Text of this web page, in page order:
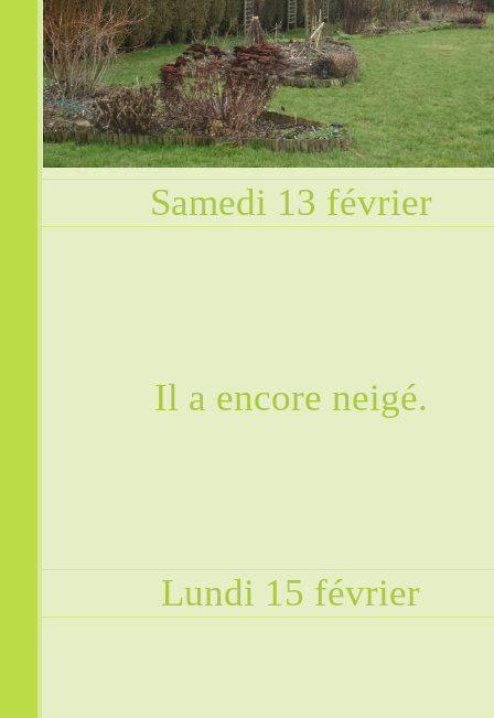
Samedi 13 février
Il a encore neigé.
Lundi 15 février